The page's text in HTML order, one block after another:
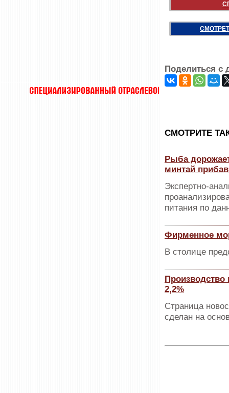
Поделиться с
CМОТРИТЕ
Рыба
минтай
Экспертно-
питания по
Фирменное
В столице
2,2%
Страница
сделан на